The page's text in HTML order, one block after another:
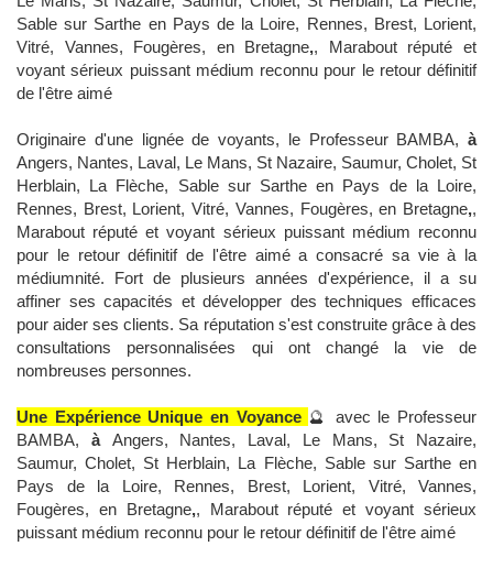
Sable sur Sarthe en Pays de la Loire, Rennes, Brest, Lorient,
Vitré, Vannes, Fougères, en Bretagne,, Marabout réputé et
voyant sérieux puissant médium reconnu pour le retour définitif
de l'être aimé
Originaire d'une lignée de voyants, le Professeur BAMBA, à
Angers, Nantes, Laval, Le Mans, St Nazaire, Saumur, Cholet, St
Herblain, La Flèche, Sable sur Sarthe en Pays de la Loire,
Rennes, Brest, Lorient, Vitré, Vannes, Fougères, en Bretagne,,
Marabout réputé et voyant sérieux puissant médium reconnu
pour le retour définitif de l'être aimé a consacré sa vie à la
médiumnité. Fort de plusieurs années d'expérience, il a su
affiner ses capacités et développer des techniques efficaces
pour aider ses clients. Sa réputation s'est construite grâce à des
consultations personnalisées qui ont changé la vie de
nombreuses personnes.
Une Expérience Unique en Voyance 🔮 avec le Professeur
BAMBA, à Angers, Nantes, Laval, Le Mans, St Nazaire,
Saumur, Cholet, St Herblain, La Flèche, Sable sur Sarthe en
Pays de la Loire, Rennes, Brest, Lorient, Vitré, Vannes,
Fougères, en Bretagne,, Marabout réputé et voyant sérieux
puissant médium reconnu pour le retour définitif de l'être aimé